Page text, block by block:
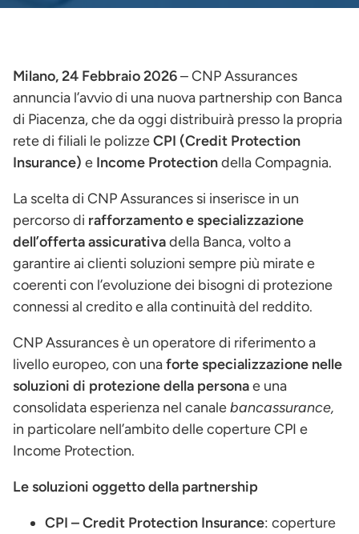
Milano, 24 Febbraio 2026– CNP Assurances
annuncia l’avvio di una nuova partnership con Banca
di Piacenza, che da oggi distribuirà presso la propria
rete di filiali le polizzeCPI (Credit Protection
Insurance) e Income Protectiondella Compagnia.
La scelta di CNP Assurances si inserisce in un
percorso di rafforzamento e specializzazione
dell’offerta assicurativadella Banca, volto a
garantire ai clienti soluzioni sempre più mirate e
coerenti con l’evoluzione dei bisogni di protezione
connessi al credito e alla continuità del reddito.
CNP Assurances è un operatore di riferimento a
livello europeo, con unaforte specializzazione nelle
soluzioni di protezione della personae una
consolidata esperienza nel canalebancassurance,
in particolare nell’ambito delle coperture CPI e
Income Protection.
Le soluzioni oggetto della partnership
CPI – Credit Protection Insurance: coperture